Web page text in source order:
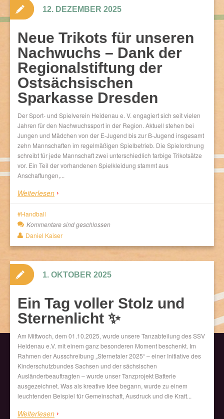
Neue Trikots für unseren
Nachwuchs – Dank der
Regionalstiftung der
Ostsächsischen
Sparkasse Dresden
Der Sport- und Spielverein Heidenau e. V. engagiert sich seit vielen
Jahren für den Nachwuchssport in der Region. Aktuell stehen bei
Jungen und Mädchen von der E-Jugend bis zur B-Jugend insgesamt
zehn Mannschaften im regelmäßigen Spielbetrieb. Die Spielordnung
schreibt für jede Mannschaft zwei unterschiedlich farbige Trikotsätze
vor. Ein Teil der vorhandenen Spielkleidung stammt aus
Anschaffungen,...
Weiterlesen
12. DEZEMBER 2025
Handball
Kommentare sind geschlossen
Daniel Kaiser
Ein Tag voller Stolz und
Sternenlicht ✨
Am Mittwoch, dem 01.10.2025, wurde unsere Tanzabteilung des SSV
Heidenau e.V. mit einem ganz besonderen Moment beschenkt. Im
Rahmen der Ausschreibung „Sternetaler 2025“ – einer Initiative des
Kinderschutzbundes Sachsen und der sächsischen
Ausländerbeauftragten – wurde unser Tanzprojekt Batterie
ausgezeichnet. Was als kreative Idee begann, wurde zu einem
leuchtenden Beispiel für Gemeinschaft, Ausdruck und die Kraft...
Weiterlesen
1. OKTOBER 2025